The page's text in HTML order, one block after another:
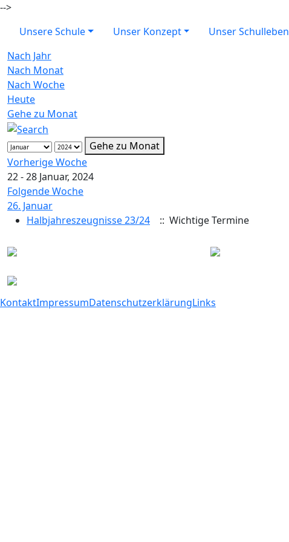
-->
Unsere Schule
Unser Konzept Unser Schulleben
Nach Jahr
Nach Monat
Nach Woche
Heute
Gehe zu Monat
Gehe zu Monat
Vorherige Woche
22 - 28 Januar, 2024
Folgende Woche
26. Januar
Halbjahreszeugnisse 23/24
:: Wichtige Termine
KontaktImpressumDatenschutzerklärungLinks